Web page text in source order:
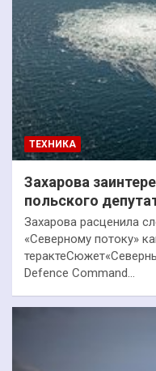
ТЕХНИКА
Захарова
польского
Захарова расценила
«Северному потоку»
Defence Command…